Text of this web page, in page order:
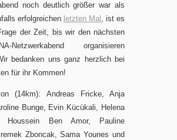
noch deutlich größer war als
erfolgreichen letzten Mal , ist es
der Zeit, bis wir den nächsten
Netzwerkabend organisieren
bedanken uns ganz herzlich bei
für ihr Kommen!
(14km): Andreas Fricke, Anja
Bunge, Evin Kücükali, Helena
Houssein Ben Amor, Pauline
Zboncak, Sama Younes und